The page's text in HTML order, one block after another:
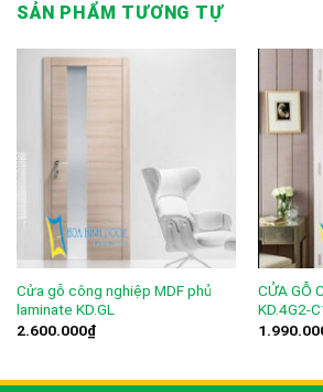
SẢN PHẨM TƯƠNG TỰ
Cửa gỗ công nghiệp MDF phủ
laminate KD.GL
2.600.000₫
CỬA GỖ
KD.4G2-